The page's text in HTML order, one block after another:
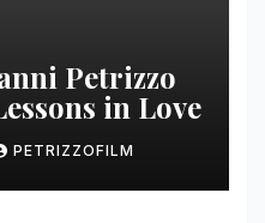
Petrizzo
in Love
PETRIZZOFILM